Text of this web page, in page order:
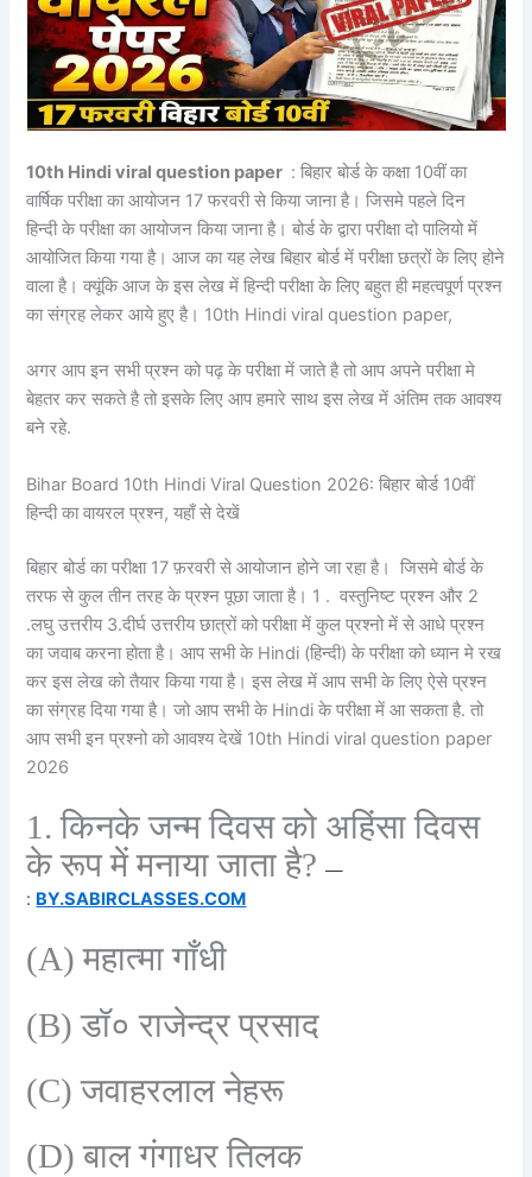
10th Hindi viral question paper : बिहार बोर्ड के कक्षा 10वीं का
वार्षिक परीक्षा का आयोजन 17 फरवरी से किया जाना है। जिसमे पहले दिन
हिन्दी के परीक्षा का आयोजन किया जाना है। बोर्ड के द्वारा परीक्षा दो पालियो में
आयोजित किया गया है। आज का यह लेख बिहार बोर्ड में परीक्षा छत्रों के लिए होने
वाला है। क्यूंकि आज के इस लेख में हिन्दी परीक्षा के लिए बहुत ही महत्वपूर्ण प्रश्न
का संग्रह लेकर आये हुए है। 10th Hindi viral question paper,
अगर आप इन सभी प्रश्न को पढ़ के परीक्षा में जाते है तो आप अपने परीक्षा मे
बेहतर कर सकते है तो इसके लिए आप हमारे साथ इस लेख में अंतिम तक आवश्य
बने रहे.
Bihar Board 10th Hindi Viral Question 2026: बिहार बोर्ड 10वीं
हिन्दी का वायरल प्रश्न, यहाँ से देखें
बिहार बोर्ड का परीक्षा 17 फ़रवरी से आयोजान होने जा रहा है। जिसमे बोर्ड के
तरफ से कुल तीन तरह के प्रश्न पूछा जाता है। 1 . वस्तुनिष्ट प्रश्न और 2
.लघु उत्तरीय 3.दीर्घ उत्तरीय छात्रों को परीक्षा में कुल प्रश्नो में से आधे प्रश्न
का जवाब करना होता है। आप सभी के Hindi (हिन्दी) के परीक्षा को ध्यान मे रख
कर इस लेख को तैयार किया गया है। इस लेख में आप सभी के लिए ऐसे प्रश्न
का संग्रह दिया गया है। जो आप सभी के Hindi के परीक्षा में आ सकता है. तो
आप सभी इन प्रश्नो को आवश्य देखें 10th Hindi viral question paper
2026
1 .किनके जन्म दिवस को अहिंसा दिवस
के रूप में मनाया जाता है?—
: BY.SABIRCLASSES.COM
(A)महात्मा गाँधी
(B)डॉ० राजेन्द्र प्रसाद
(C)जवाहरलाल नेहरू
(D)बाल गंगाधर तिलक